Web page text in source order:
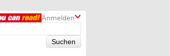
Anmelden